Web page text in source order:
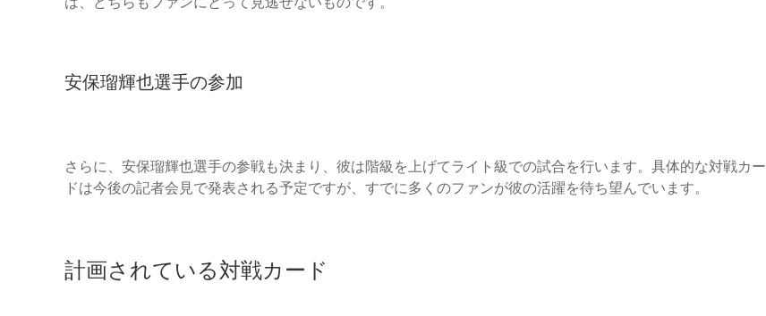
安保瑠輝也選手の参加
さらに、安保瑠輝也選手の参戦も決まり、彼は階級を上げてライト級での試合を行います。具体的な対戦カー
ドは今後の記者会見で発表される予定ですが、すでに多くのファンが彼の活躍を待ち望んでいます。
計画されている対戦カード